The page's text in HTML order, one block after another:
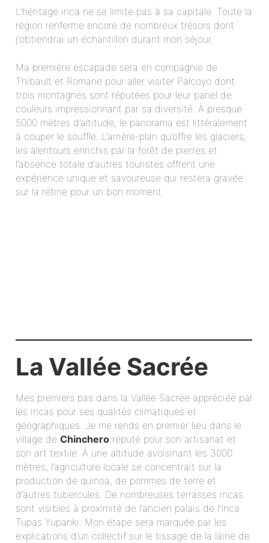
L’héritage inca ne se limite pas à sa capitale. Toute la
région renferme encore de nombreux trésors dont
j’obtiendrai un échantillon durant mon séjour.
Ma première escapade sera en compagnie de
Thibault et Romane pour aller visiter Palcoyo dont
trois montagnes sont réputées pour leur panel de
couleurs impressionnant par sa diversité. À presque
5000 mètres d’altitude, le panorama est littéralement
à couper le souffle. L’arrière-plan qu’offre les glaciers,
les alentours enrichis par la forêt de pierres et
l’absence totale d’autres touristes offrent une
expérience unique et savoureuse qui restera gravée
sur la rétine pour un bon moment.
La Vallée Sacrée
Mes premiers pas dans la Vallée Sacrée appréciée par
les incas pour ses qualités climatiques et
géographiques. Je me rends en premier lieu dans le
village deChinchero réputé pour son artisanat et
son art textile. À une altitude avoisinant les 3000
mètres, l’agriculture locale se concentrait sur la
production de quinoa, de pommes de terre et
d’autres tubercules. De nombreuses terrasses incas
sont visibles à proximité de l’ancien palais de l’Inca
Tupas Yupanki. Mon étape sera marquée par les
explications d’un collectif sur le tissage de la laine de